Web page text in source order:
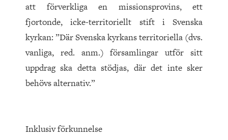
att förverkliga en missionsprovins, ett
fjortonde, icke-territoriellt stift i Svenska
kyrkan: ”Där Svenska kyrkans territoriella (dvs.
vanliga, red. anm.) församlingar utför sitt
uppdrag ska detta stödjas, där det inte sker
behövs alternativ.”
Inklusiv förkunnelse